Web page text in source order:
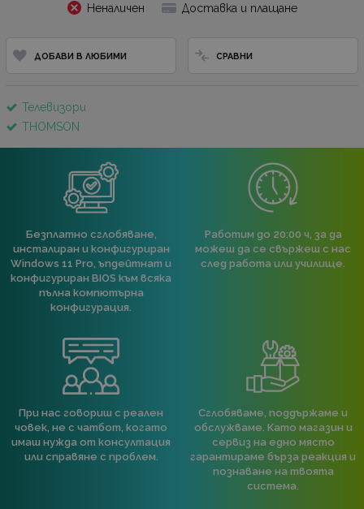
Неналичен Доставка и плащане
ДОБАВИ В ЛЮБИМИ СРАВНИ
Телевизори
THOMSON
Безплатно сглобяване,
инсталиран и конфигуриран
Windows 11 Pro, ъпдейтнат и
конфигуриран BIOS към всяка
пълна компютърна
конфигурация.
Работим до 20:00 ч, за да
можеш да се свържеш с нас
след работа или училище.
При нас говориш с реален
човек, не с чатбот, когато
имаш нужда от консултация
или справяне с проблем.
Сглобяваме, поддържаме и
обслужваме. Като магазин и
сервиз на едно място
гарантираме бърза реакция и
познаване на твоята
система.